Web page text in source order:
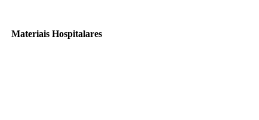
Materiais Hospitalares